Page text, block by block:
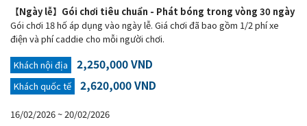
【Ngày lễ】Gói chơi tiêu chuẩn - Phát bóng trong vòng 30 ngày
Gói chơi 18 hố áp dụng vào ngày lễ. Giá chơi đã bao gồm 1/2 phí xe
điện và phí caddie cho mỗi người chơi.
Khách nội địa
2,250,000 VND
Khách quốc tế 2,620,000 VND
16/02/2026 ~ 20/02/2026